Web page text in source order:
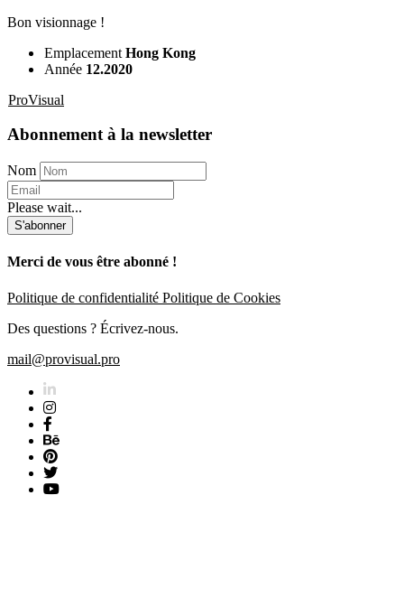
Bon visionnage !
Emplacement Hong Kong
Année 12.2020
ProVisual
Abonnement à la newsletter
Nom
Please wait...
S'abonner
Merci de vous être abonné !
Politique de confidentialité Politique de Cookies
Des questions ? Écrivez-nous.
mail@provisual.pro